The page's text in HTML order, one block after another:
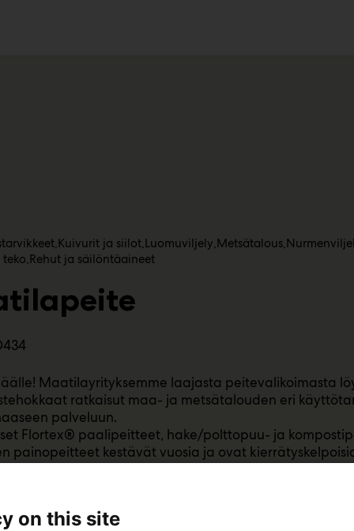
Kuivurit ja siilot Luomuviljely Metsätalous
Rehut ja säilöntäaineet
Maatilayrityksemme laajasta peitevalikoimasta
ratkaisut maa- ja metsätalouden eri
palveluun.
Flortex® paalipeitteet, hake/polttopuu- ja
painopeitteet kestävät vuosia ja ovat
kuitupeitteillä suojaat laadukkaasti ja saat lisäksi
muovikustannuksissa ja työmäärissä.
on this site